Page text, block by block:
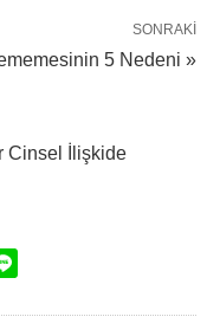
SONRAKI
5 Nedeni »
Cinsel İlişkide